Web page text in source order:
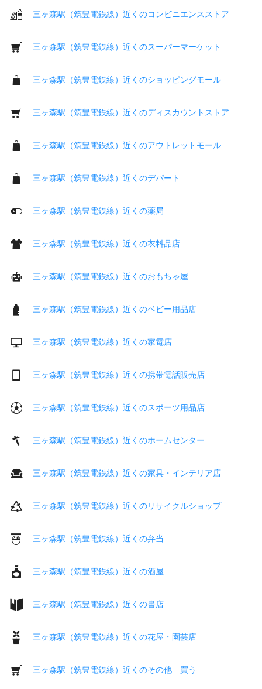
三ヶ森駅（筑豊電鉄線）近くのコンビニエンスストア
三ヶ森駅（筑豊電鉄線）近くのスーパーマーケット
三ヶ森駅（筑豊電鉄線）近くのショッピングモール
三ヶ森駅（筑豊電鉄線）近くのディスカウントストア
三ヶ森駅（筑豊電鉄線）近くのアウトレットモール
三ヶ森駅（筑豊電鉄線）近くのデパート
三ヶ森駅（筑豊電鉄線）近くの薬局
三ヶ森駅（筑豊電鉄線）近くの衣料品店
三ヶ森駅（筑豊電鉄線）近くのおもちゃ屋
三ヶ森駅（筑豊電鉄線）近くのベビー用品店
三ヶ森駅（筑豊電鉄線）近くの家電店
三ヶ森駅（筑豊電鉄線）近くの携帯電話販売店
三ヶ森駅（筑豊電鉄線）近くのスポーツ用品店
三ヶ森駅（筑豊電鉄線）近くのホームセンター
三ヶ森駅（筑豊電鉄線）近くの家具・インテリア店
三ヶ森駅（筑豊電鉄線）近くのリサイクルショップ
三ヶ森駅（筑豊電鉄線）近くの弁当
三ヶ森駅（筑豊電鉄線）近くの酒屋
三ヶ森駅（筑豊電鉄線）近くの書店
三ヶ森駅（筑豊電鉄線）近くの花屋・園芸店
三ヶ森駅（筑豊電鉄線）近くのその他 買う